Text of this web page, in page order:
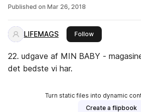
Published on Mar 26, 2018
LIFEMAGS Followthis publisher
22. udgave af MIN BABY -
det bedste vi har.
Turn static files into dynamic
Create a flipbook